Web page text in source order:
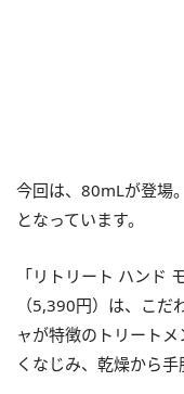
今回は、80mLが登場
となっています。
「リトリート ハンド
（5,390円）は、こ
ャが特徴のトリート
くなじみ、乾燥から手